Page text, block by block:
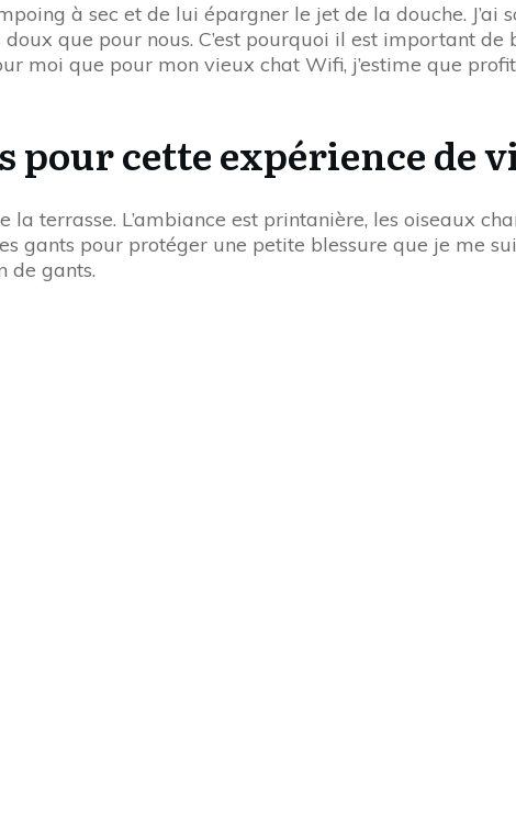
à sec et de lui épargner le jet de la douche. J’ai
que pour nous. C’est pourquoi il est important de
moi que pour mon vieux chat Wifi, j’estime que
cette expérience de
terrasse. L’ambiance est printanière, les oiseaux
gants pour protéger une petite blessure que je me
de gants.